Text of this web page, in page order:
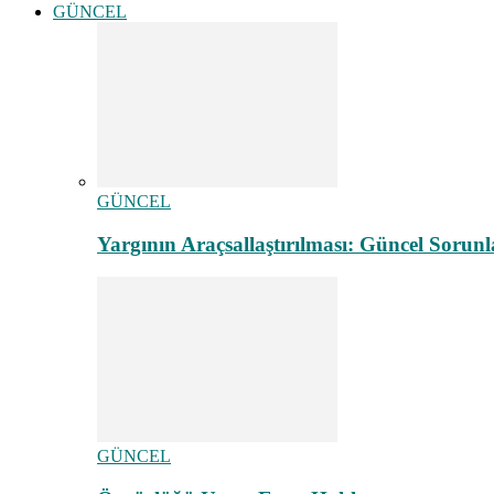
GÜNCEL
GÜNCEL
Yargının Araçsallaştırılması: Güncel
GÜNCEL